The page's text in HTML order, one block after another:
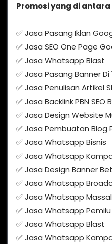
Promosi yang di antara
✅ Jasa Pasang Iklan
✅ Jasa SEO One Page
✅ Jasa Whatsapp Blast
✅ Jasa Pasang Banner Di
✅ Jasa Penulisan Artikel
✅ Jasa Backlink PBN SEO
✅ Jasa Design Website
✅ Jasa Pembuatan Blog
✅ Jasa Whatsapp Bisnis
✅ Jasa Whatsapp
✅ Jasa Design Banner
✅ Jasa Whatsapp
✅ Jasa Whatsapp Massal
✅ Jasa Whatsapp Pemilu
✅ Jasa Whatsapp Blast
✅ Jasa Whatsapp